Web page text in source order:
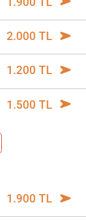
2.000 TL
1.200 TL
1.500 TL
1.900 TL